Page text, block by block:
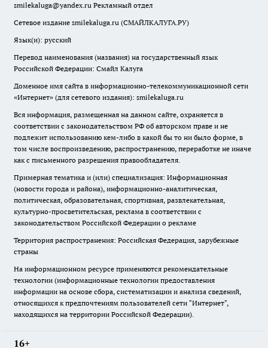
smilekaluga@yandex.ru Рекламный отдел
Сетевое издание smilekaluga.ru (СМАЙЛКАЛУГА.РУ)
Язык(и): русский
Перевод наименования (названия) на государственный язык
Российской Федерации: Смайл Калуга
Доменное имя сайта в информационно-телекоммуникационной сети
«Интернет» (для сетевого издания): smilekaluga.ru
Вся информация, размещенная на данном сайте, охраняется в
соответствии с законодательством РФ об авторском праве и не
подлежит использованию кем-либо в какой бы то ни было форме, в
том числе воспроизведению, распространению, переработке не иначе
как с письменного разрешения правообладателя.
Примерная тематика и (или) специализация: Информационная
(новости города и района), информационно-аналитическая,
политическая, образовательная, спортивная, развлекательная,
культурно-просветительская, реклама в соответствии с
законодательством Российской Федерации о рекламе
Территория распространения: Российская Федерация, зарубежные
страны
На информационном ресурсе применяются рекомендательные
технологии (информационные технологии предоставления
информации на основе сбора, систематизации и анализа сведений,
относящихся к предпочтениям пользователей сети "Интернет",
находящихся на территории Российской Федерации).
16+